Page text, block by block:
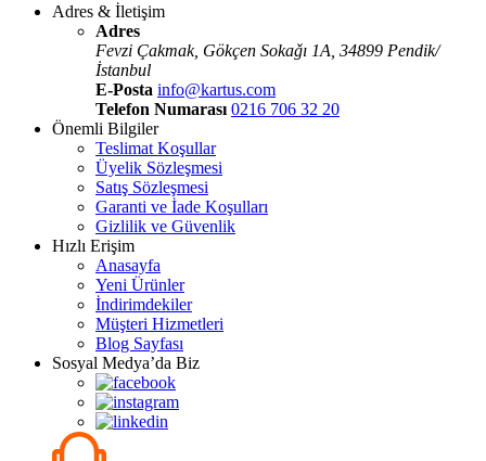
Adres & İletişim
Adres
Fevzi Çakmak, Gökçen Sokaǧı 1A, 34899 Pendik/
İstanbul
E-Posta info@kartus.com
Telefon Numarası 0216 706 32 20
Önemli Bilgiler
Teslimat Koşullar
Üyelik Sözleşmesi
Satış Sözleşmesi
Garanti ve İade Koşulları
Gizlilik ve Güvenlik
Hızlı Erişim
Anasayfa
Yeni Ürünler
İndirimdekiler
Müşteri Hizmetleri
Blog Sayfası
Sosyal Medya’da Biz